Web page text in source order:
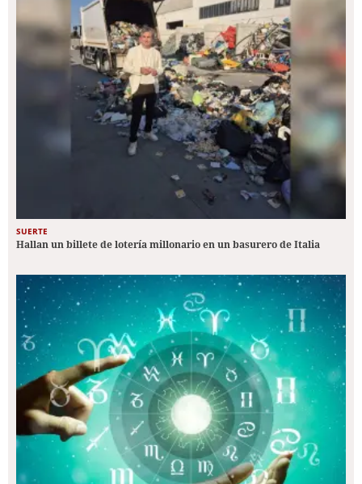
SUERTE
Hallan un billete de lotería millonario en un basurero de Italia